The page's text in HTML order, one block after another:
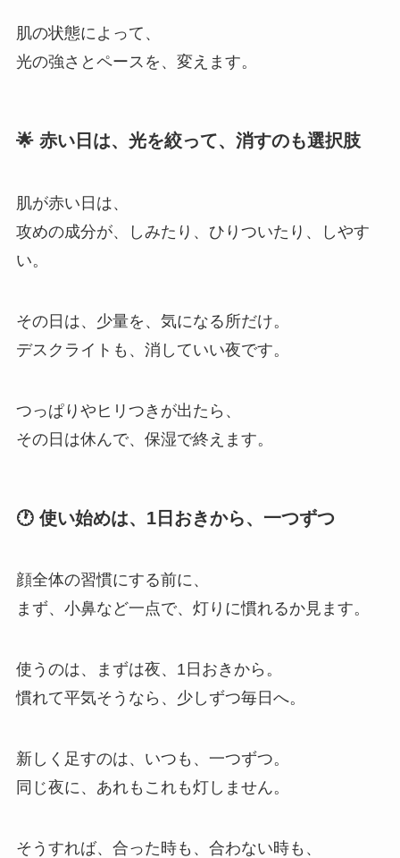
肌の状態によって、
光の強さとペースを、変えます。
🌟 赤い日は、光を絞って、消すのも選択肢
肌が赤い日は、
攻めの成分が、しみたり、ひりついたり、しやす
い。
その日は、少量を、気になる所だけ。
デスクライトも、消していい夜です。
つっぱりやヒリつきが出たら、
その日は休んで、保湿で終えます。
🕐 使い始めは、1日おきから、一つずつ
顔全体の習慣にする前に、
まず、小鼻など一点で、灯りに慣れるか見ます。
使うのは、まずは夜、1日おきから。
慣れて平気そうなら、少しずつ毎日へ。
新しく足すのは、いつも、一つずつ。
同じ夜に、あれもこれも灯しません。
そうすれば、合った時も、合わない時も、